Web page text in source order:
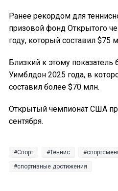
Ранее рекордом для
призовой фонд Открытого
году, который составил $75
Близкий к этому показатель
Уимблдон 2025 года, в
составил более $70 млн.
Открытый чемпионат США
сентября.
Спорт Теннис
спортивные достижения